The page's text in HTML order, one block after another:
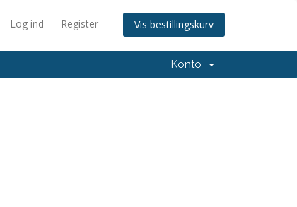
Log ind Register Vis bestillingskurv
Konto